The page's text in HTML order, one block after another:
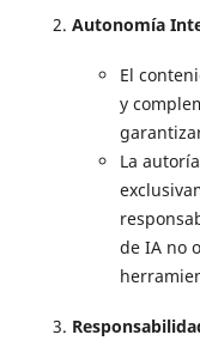
Autonomía
El
y
La
de IA no